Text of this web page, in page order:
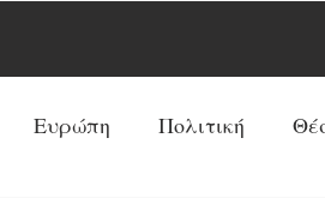
Ευρώπη Πολιτική